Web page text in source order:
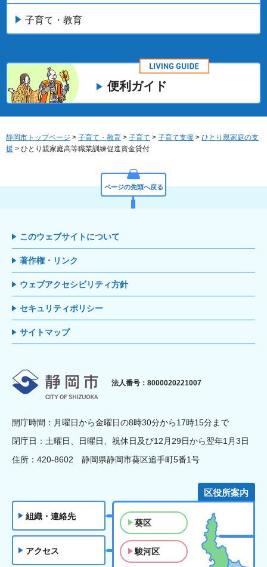
子育て・教育
便利ガイド
静岡市トップページ > 子育て・教育 > 子育て > 子育て支援 > ひとり親家庭の支
援 > ひとり親家庭高等職業訓練促進資金貸付
ページの先頭へ戻る
このウェブサイトについて
著作権・リンク
ウェブアクセシビリティ方針
セキュリティポリシー
サイトマップ
静岡市
法人番号：8000020221007
開庁時間：月曜日から金曜日の8時30分から17時15分まで
閉庁日：土曜日、日曜日、祝休日及び12月29日から翌年1月3日
住所：420-8602 静岡県静岡市葵区追手町5番1号
組織・連絡先
アクセス
区役所案内
葵区
駿河区